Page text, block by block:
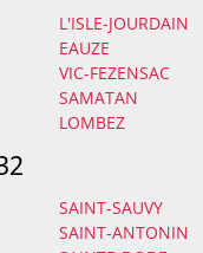
L'ISLE-JOURDAIN
EAUZE
VIC-FEZENSAC
SAMATAN
LOMBEZ
SAINT-SAUVY
SAINT-ANTONIN